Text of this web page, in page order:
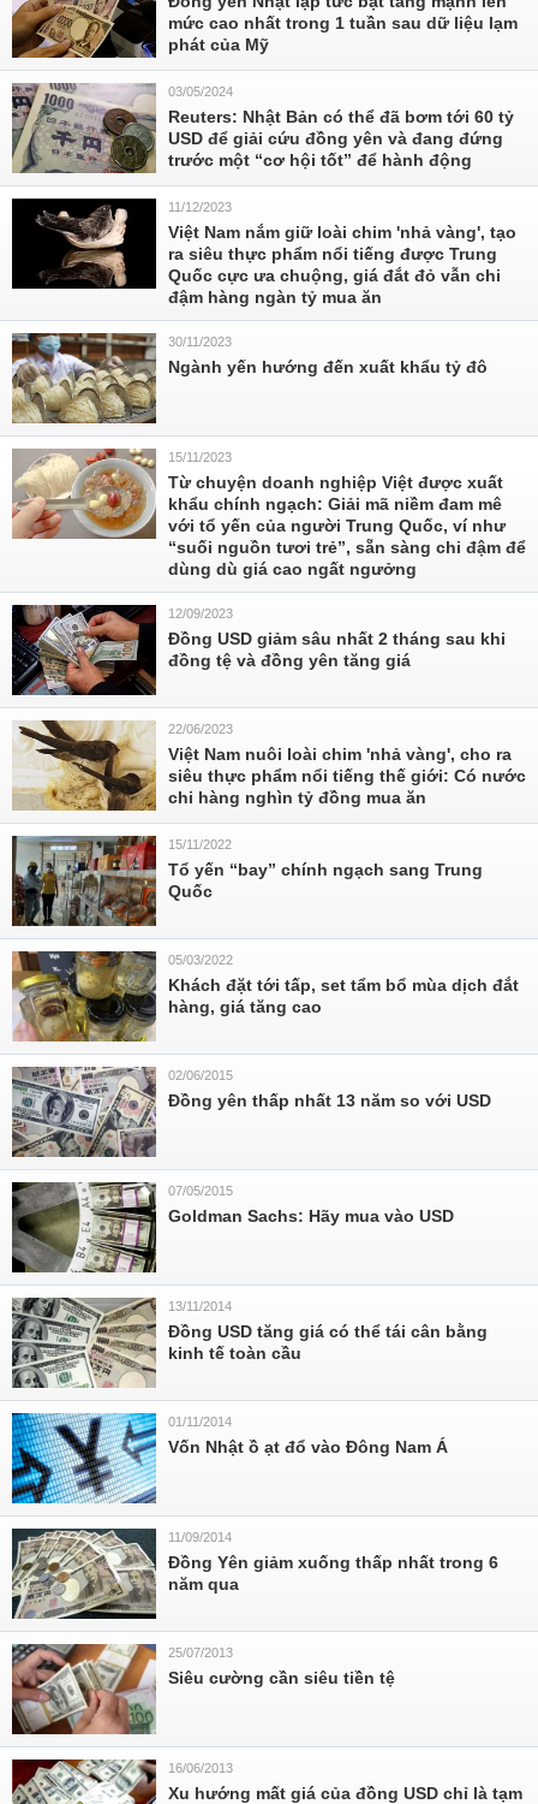
mức cao nhất trong 1 tuần sau dữ liệu lạm
phát của Mỹ
03/05/2024
Reuters: Nhật Bản có thể đã bơm tới 60 tỷ
USD để giải cứu đồng yên và đang đứng
trước một “cơ hội tốt” để hành động
11/12/2023
Việt Nam nắm giữ loài chim 'nhả vàng', tạo
ra siêu thực phẩm nổi tiếng được Trung
Quốc cực ưa chuộng, giá đắt đỏ vẫn chi
đậm hàng ngàn tỷ mua ăn
30/11/2023
Ngành yến hướng đến xuất khẩu tỷ đô
15/11/2023
Từ chuyện doanh nghiệp Việt được xuất
khẩu chính ngạch: Giải mã niềm đam mê
với tổ yến của người Trung Quốc, ví như
“suối nguồn tươi trẻ”, sẵn sàng chi đậm để
dùng dù giá cao ngất ngưởng
12/09/2023
Đồng USD giảm sâu nhất 2 tháng sau khi
đồng tệ và đồng yên tăng giá
22/06/2023
Việt Nam nuôi loài chim 'nhả vàng', cho ra
siêu thực phẩm nổi tiếng thế giới: Có nước
chi hàng nghìn tỷ đồng mua ăn
15/11/2022
Tổ yến “bay” chính ngạch sang Trung
Quốc
05/03/2022
Khách đặt tới tấp, set tẩm bổ mùa dịch đắt
hàng, giá tăng cao
02/06/2015
Đồng yên thấp nhất 13 năm so với USD
07/05/2015
Goldman Sachs: Hãy mua vào USD
13/11/2014
Đồng USD tăng giá có thể tái cân bằng
kinh tế toàn cầu
01/11/2014
Vốn Nhật ồ ạt đổ vào Đông Nam Á
11/09/2014
Đồng Yên giảm xuống thấp nhất trong 6
năm qua
25/07/2013
Siêu cường cần siêu tiền tệ
16/06/2013
Xu hướng mất giá của đồng USD chỉ là tạm